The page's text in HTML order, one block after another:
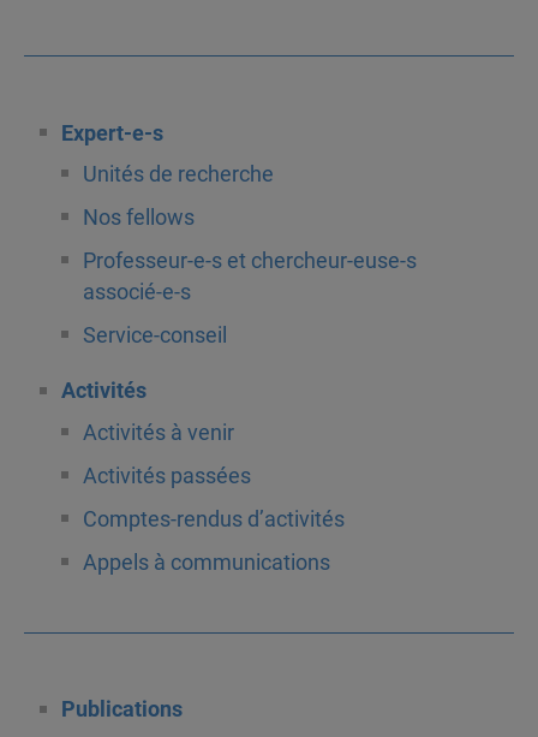
Expert-e-s
Unités de recherche
Nos fellows
Professeur-e-s et chercheur-euse-s
associé-e-s
Service-conseil
Activités
Activités à venir
Activités passées
Comptes-rendus d’activités
Appels à communications
Publications